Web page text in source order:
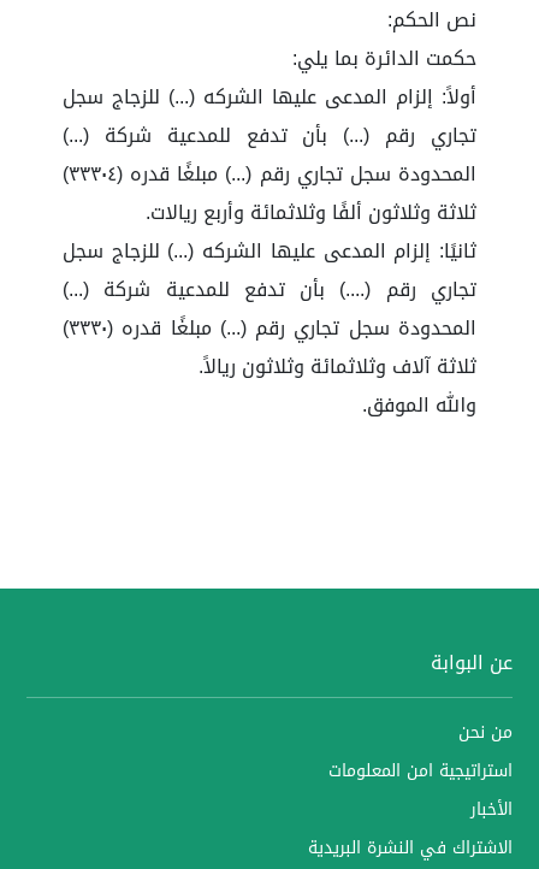
نص الحكم:
حكمت الدائرة بما يلي:
أولاً: إلزام المدعى عليها الشركه (...) للزجاج سجل
تجاري رقم (...) بأن تدفع للمدعية شركة (...)
المحدودة سجل تجاري رقم (...) مبلغًا قدره (٣٣٣٠٤)
ثلاثة وثلاثون ألفًا وثلاثمائة وأربع ريالات.
ثانيًا: إلزام المدعى عليها الشركه (...) للزجاج سجل
تجاري رقم (....) بأن تدفع للمدعية شركة (...)
المحدودة سجل تجاري رقم (...) مبلغًا قدره (٣٣٣٠)
ثلاثة آلاف وثلاثمائة وثلاثون ريالاً.
والله الموفق.
عن البوابة
من نحن
استراتيجية امن المعلومات
الأخبار
الاشتراك في النشرة البريدية